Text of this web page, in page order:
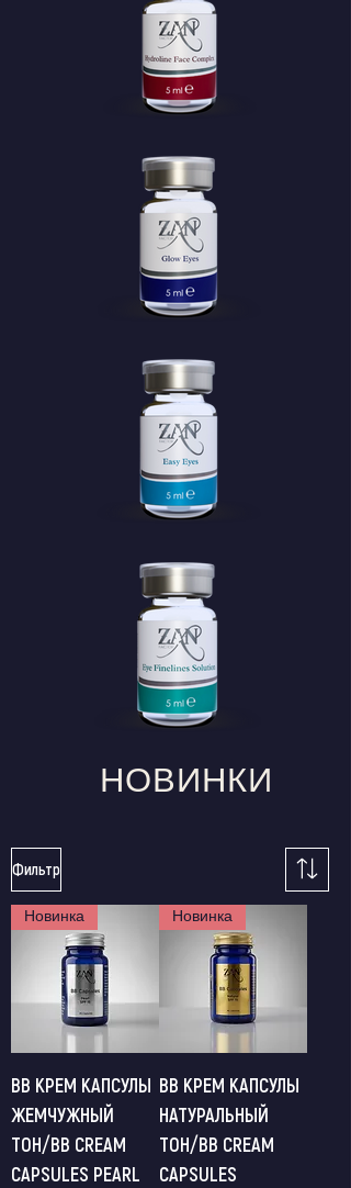
НОВИНКИ
Фильтр
Новинка
BB КРЕМ КАПСУЛЫ
ЖЕМЧУЖНЫЙ
ТОН/BB CREAM
CAPSULES PEARL
Новинка
BB КРЕМ КАПСУЛЫ
НАТУРАЛЬНЫЙ
ТОН/BB CREAM
CAPSULES